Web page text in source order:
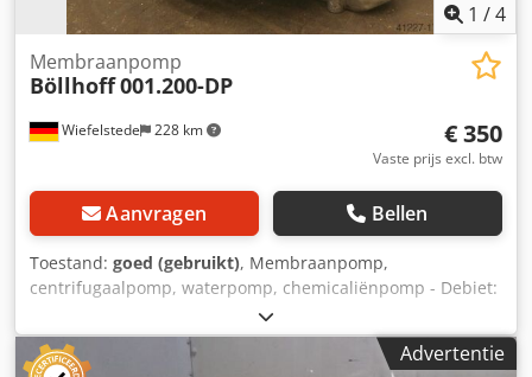
1 /4
Wiefelstede 228 km
Membraanpomp
Böllhoff001.200-DP
€ 350
Vaste prijs excl. btw
Aanvragen Bellen
Toestand: goed (gebruikt), Membraanpomp,
centrifugaalpomp, waterpomp, chemicaliënpomp - Debiet:
125 l/min - Pneumatisch aangedreven - Aansluiting: max. 8
bar - Afmetingen: 330/280/H260 mm Djdpfx Asb A N Uuoc
Hock - Gewicht: 28 kg
Advertentie